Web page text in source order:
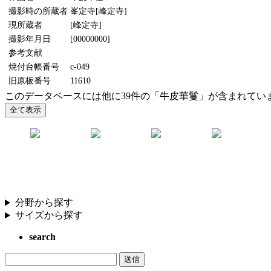
撮影時の所蔵者 峯定寺[峰定寺]
現所蔵者
[峰定寺]
撮影年月日
[00000000]
参考文献
焼付台帳番号
c-049
旧原板番号
11610
このデータベースには他に39件の「牛皮華鬘」が含まれてい
分野から探す
サイズから探す
search